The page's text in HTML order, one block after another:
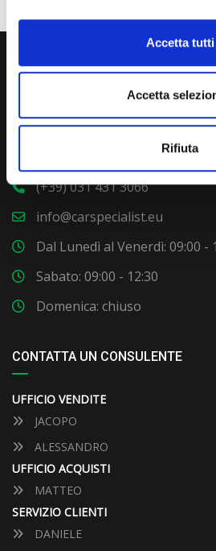
Accetta tutti
Accetta
Rifiuta
Via Giuditta Pasta 2, Como
(+39) 031 431 3066
info@carspecialist.eu
Dal Lunedì al Venerdì: 09:00 -
Sabato: 09:00 - 12:30
Domenica: chiuso
CONTATTA UN CONSULENTE
UFFICIO VENDITE
JACOPO
ALESSANDRO
UFFICIO ACQUISTI
MATTEO
SERVIZIO CLIENTI
DANIELE